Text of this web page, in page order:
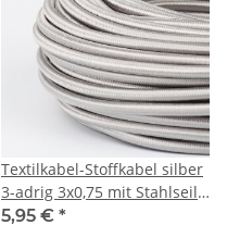
Textilkabel-Stoffkabel silber
3-adrig 3x0,75 mit Stahlseil
zur Zugentlastung
5,95 € *